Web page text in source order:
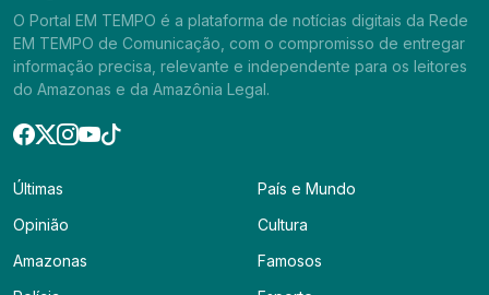
O Portal EM TEMPO é a plataforma de notícias digitais da Rede
EM TEMPO de Comunicação, com o compromisso de entregar
informação precisa, relevante e independente para os leitores
do Amazonas e da Amazônia Legal.
Últimas
Opinião
Amazonas
País e Mundo
Cultura
Famosos